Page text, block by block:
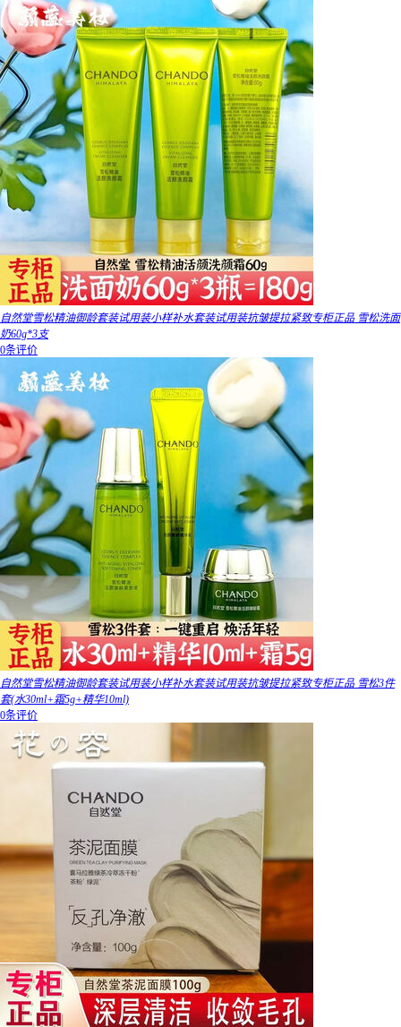
自然堂雪松精油御龄套装试用装小样补水套装试用装抗皱提拉紧致专柜正品 雪松洗面
奶60g*3支
0条评价
自然堂雪松精油御龄套装试用装小样补水套装试用装抗皱提拉紧致专柜正品 雪松3件
套(水30ml+霜5g+精华10ml)
0条评价